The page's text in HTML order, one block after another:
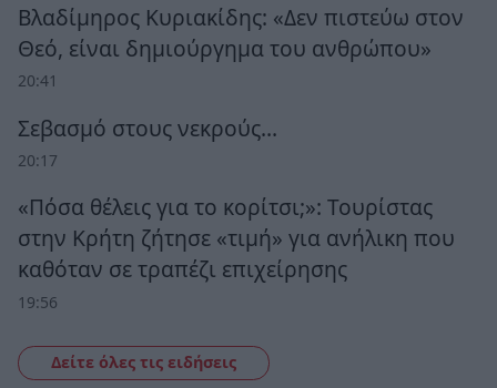
Βλαδίμηρος Κυριακίδης: «Δεν πιστεύω στον
Θεό, είναι δημιούργημα του ανθρώπου»
20:41
Σεβασμό στους νεκρούς…
20:17
«Πόσα θέλεις για το κορίτσι;»: Τουρίστας
στην Κρήτη ζήτησε «τιμή» για ανήλικη που
καθόταν σε τραπέζι επιχείρησης
19:56
Δείτε όλες τις ειδήσεις